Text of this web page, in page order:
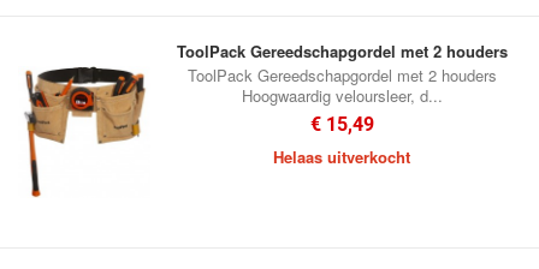
ToolPack Gereedschapgordel met 2 houders
ToolPack Gereedschapgordel met 2 houders
Hoogwaardig veloursleer, d...
€ 15,49
Helaas uitverkocht